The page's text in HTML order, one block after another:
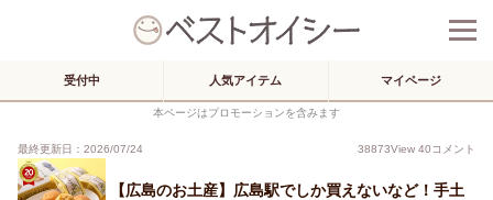
受付中 人気アイテム マイページ
本ページはプロモーションを含みます
最終更新日：2026/07/24 38873View 40コメント
【広島のお土産】広島駅でしか買えないなど！手土